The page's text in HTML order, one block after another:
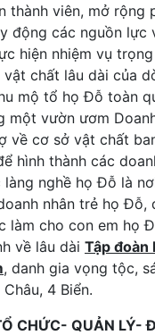
thành viên, mở rộng
động các nguồn lực
hiện nhiệm vụ
vật chất lâu dài của
mộ tổ họ Đỗ toàn
một vườn ươm
về cơ sở vật chất
hình thành các
làng nghề họ Đỗ là
nhân trẻ họ Đỗ,
làm cho con em họ
về lâu dài Tập đoàn
, danh gia vọng tộc,
4 Biển.
CHỨC- QUẢN LÝ-